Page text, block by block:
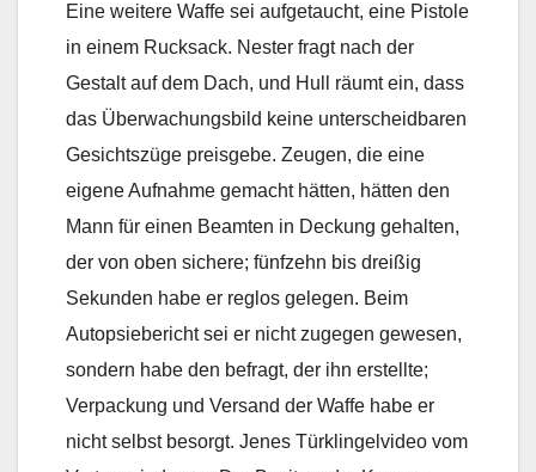
Eine weitere Waffe sei aufgetaucht, eine Pistole
in einem Rucksack. Nester fragt nach der
Gestalt auf dem Dach, und Hull räumt ein, dass
das Überwachungsbild keine unterscheidbaren
Gesichtszüge preisgebe. Zeugen, die eine
eigene Aufnahme gemacht hätten, hätten den
Mann für einen Beamten in Deckung gehalten,
der von oben sichere; fünfzehn bis dreißig
Sekunden habe er reglos gelegen. Beim
Autopsiebericht sei er nicht zugegen gewesen,
sondern habe den befragt, der ihn erstellte;
Verpackung und Versand der Waffe habe er
nicht selbst besorgt. Jenes Türklingelvideo vom